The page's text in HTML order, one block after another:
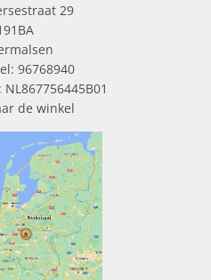
29
96768940
de winkel